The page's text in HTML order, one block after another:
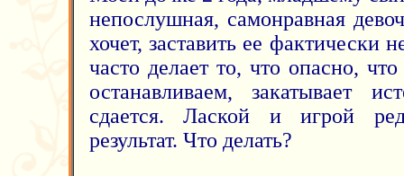
непослушная, самонравная
хочет, заставить ее фактически
часто делает то, что опасно,
останавливаем, закатывает
сдается. Лаской и игрой
результат. Что делать?